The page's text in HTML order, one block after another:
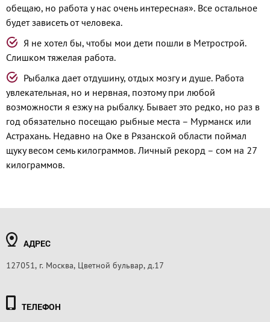
обещаю, но работа у нас очень интересная». Все остальное
будет зависеть от человека.
Я не хотел бы, чтобы мои дети пошли в Метрострой.
Слишком тяжелая работа.
Рыбалка дает отдушину, отдых мозгу и душе. Работа
увлекательная, но и нервная, поэтому при любой
возможности я езжу на рыбалку. Бывает это редко, но раз в
год обязательно посещаю рыбные места – Мурманск или
Астрахань. Недавно на Оке в Рязанской области поймал
щуку весом семь килограммов. Личный рекорд – сом на 27
килограммов.
АДРЕС
127051, г. Москва, Цветной бульвар, д.17
ТЕЛЕФОН